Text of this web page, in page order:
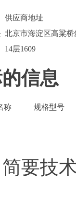
供应商地址
北京市海淀区高粱桥
14层1609
信息
称
规格型号
要技